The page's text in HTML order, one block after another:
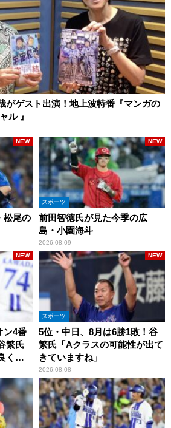
がゲスト出演！地上波特番『マンガの
ル 』
松尾の
NEW
スポーツ
前田智徳氏が見た今季の広
島・小園海斗
2026.08.09
NEW
ン4番
繁氏
くな
NEW
スポーツ
5位・中日、8月は6勝1敗！谷
繁氏「Aクラスの可能性が出て
きていますね」
2026.08.08
NEW